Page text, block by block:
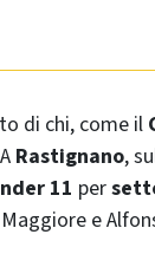
di chi, come il
Rastignano,
11 per
e